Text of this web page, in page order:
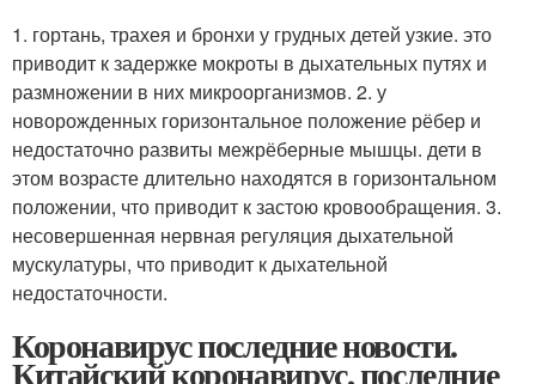
1. гортань, трахея и бронхи у грудных детей узкие. это
приводит к задержке мокроты в дыхательных путях и
размножении в них микроорганизмов. 2. у
новорожденных горизонтальное положение рёбер и
недостаточно развиты межрёберные мышцы. дети в
этом возрасте длительно находятся в горизонтальном
положении, что приводит к застою кровообращения. 3.
несовершенная нервная регуляция дыхательной
мускулатуры, что приводит к дыхательной
недостаточности.
Коронавирус последние новости.